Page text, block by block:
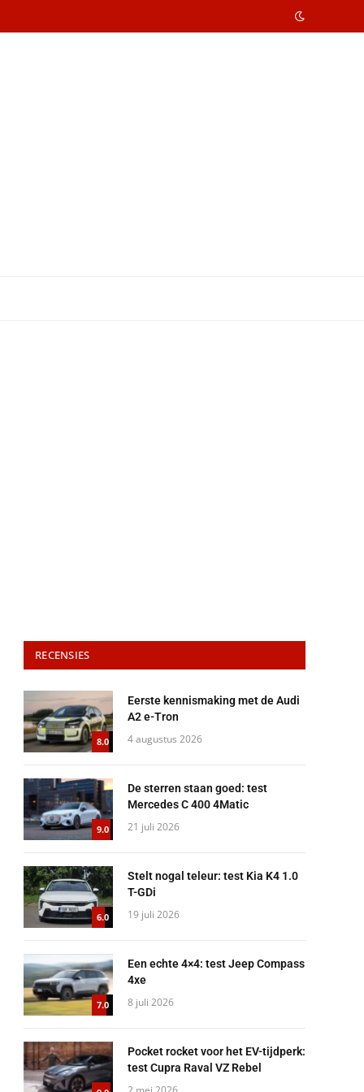
RECENSIES
8.0
Eerste kennismaking met de Audi
A2 e-Tron
4 augustus 2026
9.0
De sterren staan goed: test
Mercedes C 400 4Matic
21 juli 2026
6.0
Stelt nogal teleur: test Kia K4 1.0
T-GDi
19 juli 2026
7.0
Een echte 4×4: test Jeep Compass
4xe
8 juli 2026
Pocket rocket voor het EV-tijdperk:
test Cupra Raval VZ Rebel